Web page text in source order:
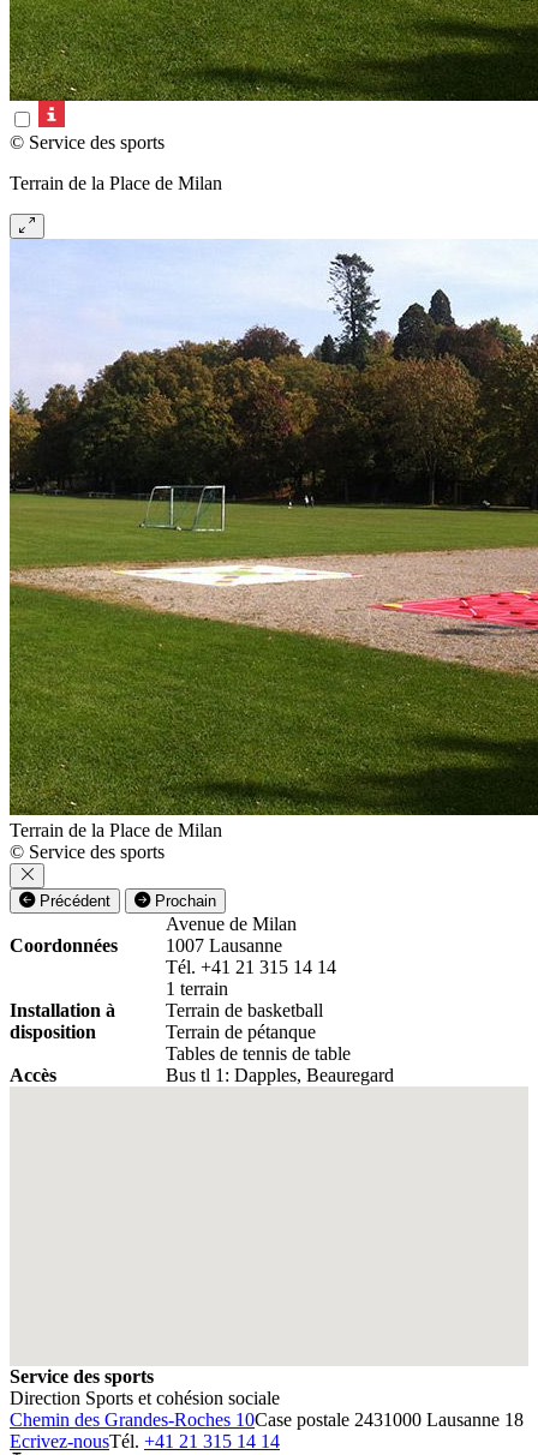
© Service des sports
Terrain de la Place de Milan
Terrain de la Place de Milan
© Service des sports
Précédent Prochain
Coordonnées
Avenue de Milan
1007 Lausanne
Tél. +41 21 315 14 14
Installation à
disposition
1 terrain
Terrain de basketball
Terrain de pétanque
Tables de tennis de table
Accès
Bus tl 1: Dapples, Beauregard
Service des sports
Direction Sports et cohésion sociale
Chemin des Grandes-Roches 10Case postale 2431000 Lausanne 18
Ecrivez-nousTél. +41 21 315 14 14